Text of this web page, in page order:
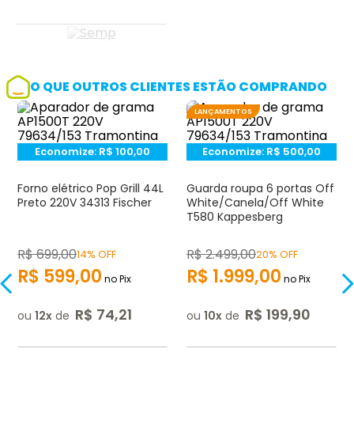
O QUE OUTROS CLIENTES ESTÃO COMPRANDO
Economize: R$ 100,00
Forno elétrico Pop Grill 44L
Preto 220V 34313 Fischer
R$699,0014% OFF
R$ 599,00 no Pix
ou 12 de R$ 74,21
LANÇAMENTOS
Economize: R$ 500,00
Guarda roupa 6 portas Off
White/Canela/Off White
T580 Kappesberg
R$2.499,0020% OFF
R$ 1.999,00 no Pix
ou 10 de R$ 199,90